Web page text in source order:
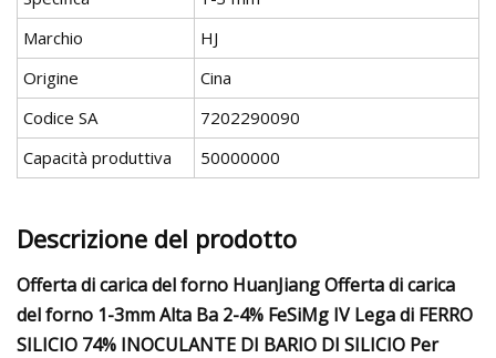
Marchio
HJ
Origine
Cina
Codice SA
7202290090
Capacità produttiva
50000000
Descrizione del prodotto
Offerta di carica del forno HuanJiang Offerta di carica
del forno 1-3mm Alta Ba 2-4% FeSiMg IV Lega di FERRO
SILICIO 74% INOCULANTE DI BARIO DI SILICIO Per